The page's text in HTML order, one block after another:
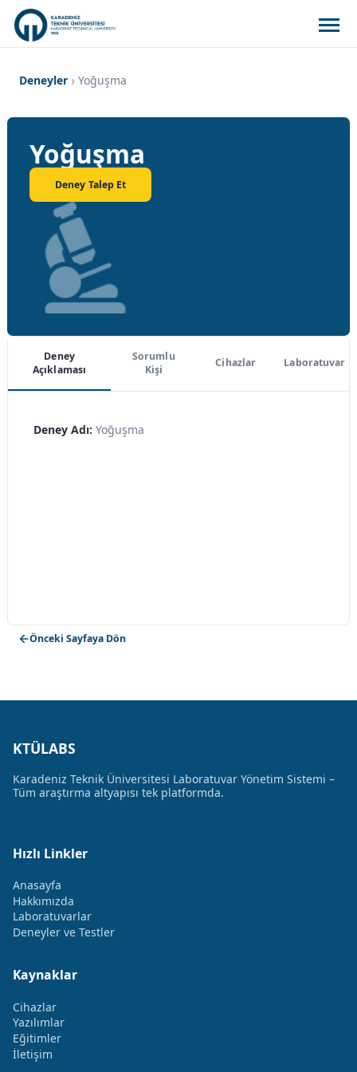
Deneyler Yoğuşma
Yoğuşma
Deney Talep Et
Deney
Açıklaması
Sorumlu
Kişi
Cihazlar Laboratuvar
Deney Adı: Yoğuşma
Önceki Sayfaya Dön
KTÜLABS
Karadeniz Teknik Üniversitesi Laboratuvar Yönetim Sistemi –
Tüm araştırma altyapısı tek platformda.
Hızlı Linkler
Anasayfa
Hakkımızda
Laboratuvarlar
Deneyler ve Testler
Kaynaklar
Cihazlar
Yazılımlar
Eğitimler
İletişim